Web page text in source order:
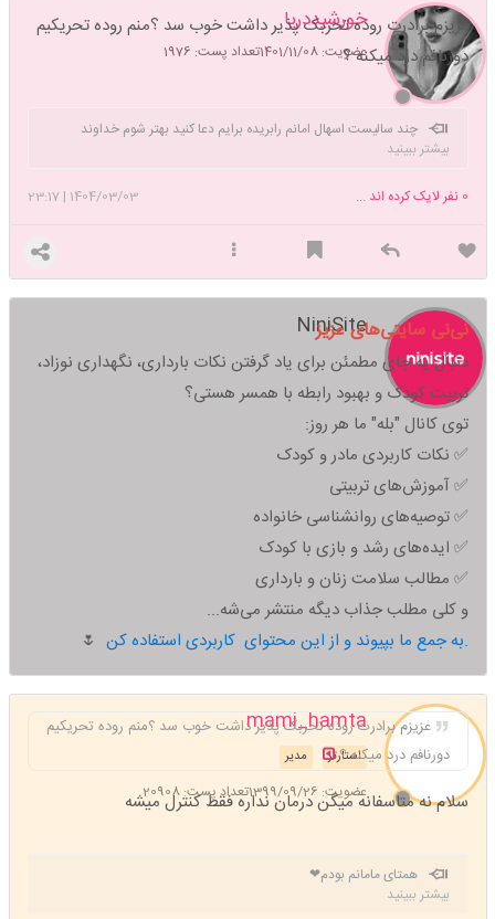
خورشیددریا
عضویت: 1401/11/08 تعداد پست: 1976
عزیزم برادرت روده تحربک پذیر داشت خوب سد ؟منم روده تحریکیم
دورنافم درد میکنه ؟
چند سالیست اسهال امانم رابریده برایم دعا کنید بهتر شوم خداوند
نگهدارتان
بیشتر ببینید
1404/03/03
|
23:17 0 نفر لایک کرده اند ...
NiniSite
نی‌نی سایتی‌های عزیز
دنبال یه جای مطمئن برای یاد گرفتن نکات بارداری، نگهداری نوزاد،
تربیت کودک و بهبود رابطه با همسر هستی؟
توی کانال "بله" ما هر روز:
✅ نکات کاربردی مادر و کودک
✅ آموزش‌های تربیتی
✅ توصیه‌های روانشناسی خانواده
✅ ایده‌های رشد و بازی با کودک
✅ مطالب سلامت زنان و بارداری
و کلی مطلب جذاب دیگه منتشر می‌شه...
به جمع ما بپیوند و از این محتوای کاربردی استفاده کن.
🌷
mami_hamta
مدیر استارتر
عضویت: 1399/09/26 تعداد پست: 20908
عزیزم برادرت روده تحربک پذیر داشت خوب سد ؟منم روده تحریکیم
دورنافم درد میکنه ؟
سلام نه متاسفانه میگن درمان نداره فقط کنترل میشه
همتای مامانم بودم❤
بیشتر ببینید